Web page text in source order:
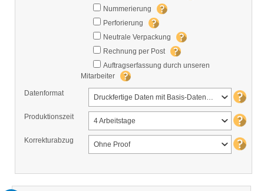
Nummerierung
Perforierung
Neutrale Verpackung
Rechnung per Post
Auftragserfassung durch unseren
Mitarbeiter
Datenformat Druckfertige Daten mit Basis-Datencheck
Produktionszeit 4 Arbeitstage
Korrekturabzug Ohne Proof